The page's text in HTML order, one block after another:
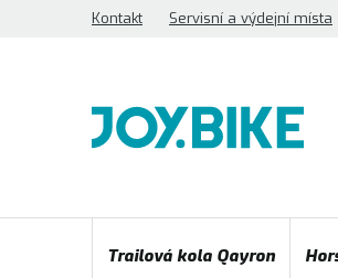
Kontakt Servisní a výdejní místa
Trailová kola Qayron